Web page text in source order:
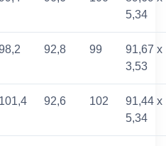
5,34
92,8 99
91,67 x
3,53
101,4 92,6 102
91,44 x
5,34